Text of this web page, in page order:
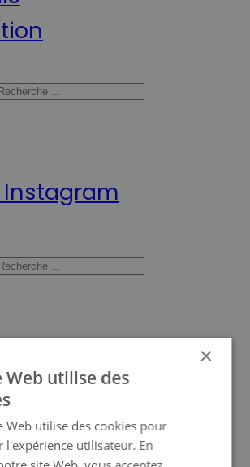
Instagram
nous ?
revendeur
Renov’
×
Web utilise des
Web utilise des cookies pour
l'expérience utilisateur. En